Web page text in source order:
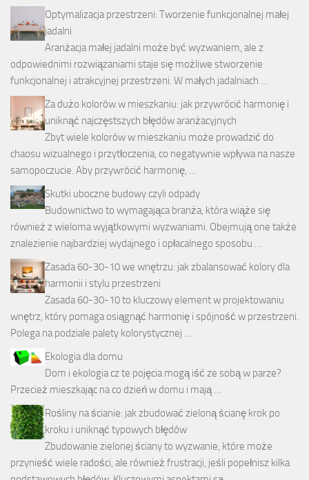
Optymalizacja przestrzeni: Tworzenie funkcjonalnej małej
jadalni
Aranżacja małej jadalni może być wyzwaniem, ale z
odpowiednimi rozwiązaniami staje się możliwe stworzenie
funkcjonalnej i atrakcyjnej przestrzeni. W małych jadalniach …
Za dużo kolorów w mieszkaniu: jak przywrócić harmonię i
uniknąć najczęstszych błędów aranżacyjnych
Zbyt wiele kolorów w mieszkaniu może prowadzić do
chaosu wizualnego i przytłoczenia, co negatywnie wpływa na nasze
samopoczucie. Aby przywrócić harmonię, …
Skutki uboczne budowy czyli odpady
Budownictwo to wymagająca branża, która wiąże się
również z wieloma wyjątkowymi wyzwaniami. Obejmują one także
znalezienie najbardziej wydajnego i opłacalnego sposobu …
Zasada 60-30-10 we wnętrzu: jak zbalansować kolory dla
harmonii i stylu przestrzeni
Zasada 60-30-10 to kluczowy element w projektowaniu
wnętrz, który pomaga osiągnąć harmonię i spójność w przestrzeni.
Polega na podziale palety kolorystycznej …
Ekologia dla domu
Dom i ekologia cz te pojęcia mogą iść ze sobą w parze?
Przecież mieszkając na co dzień w domu i mają …
Rośliny na ścianie: jak zbudować zieloną ścianę krok po
kroku i uniknąć typowych błędów
Zbudowanie zielonej ściany to wyzwanie, które może
przynieść wiele radości, ale również frustracji, jeśli popełnisz kilka